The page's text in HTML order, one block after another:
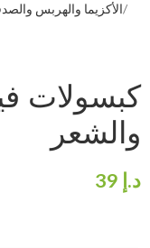
الأكزيما والهربس
كبسولات
والشعر
د.إ